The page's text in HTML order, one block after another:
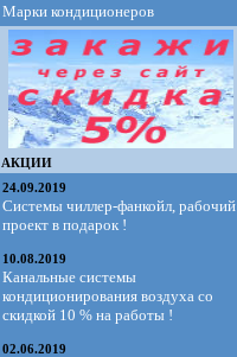
Марки кондиционеров
АКЦИИ
24.09.2019
Системы чиллер-фанкойл, рабочий
проект в подарок !
10.08.2019
Канальные системы
кондиционирования воздуха со
скидкой 10 % на работы !
02.06.2019